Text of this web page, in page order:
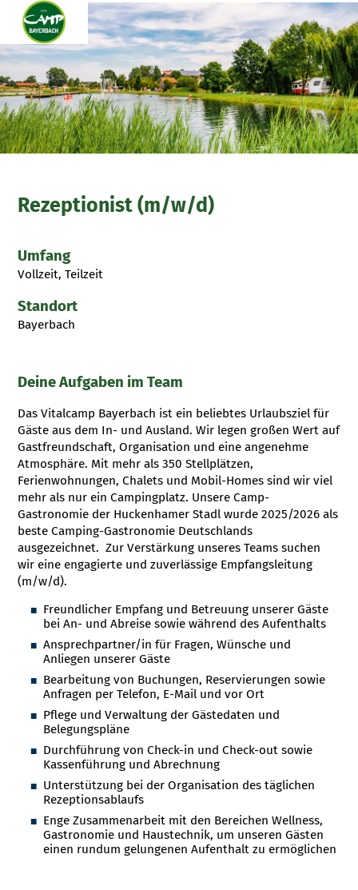
Rezeptionist (m/w/d)
Umfang
Vollzeit, Teilzeit
Standort
Bayerbach
Deine Aufgaben im Team
Das Vitalcamp Bayerbach ist ein beliebtes Urlaubsziel für
Gäste aus dem In- und Ausland. Wir legen großen Wert auf
Gastfreundschaft, Organisation und eine angenehme
Atmosphäre. Mit mehr als 350 Stellplätzen,
Ferienwohnungen, Chalets und Mobil-Homes sind wir viel
mehr als nur ein Campingplatz. Unsere Camp-
Gastronomie der Huckenhamer Stadl wurde 2025/2026 als
beste Camping-Gastronomie Deutschlands
ausgezeichnet. Zur Verstärkung unseres Teams suchen
wir eine engagierte und zuverlässige Empfangsleitung
(m/w/d).
Freundlicher Empfang und Betreuung unserer Gäste
bei An- und Abreise sowie während des Aufenthalts
Ansprechpartner/in für Fragen, Wünsche und
Anliegen unserer Gäste
Bearbeitung von Buchungen, Reservierungen sowie
Anfragen per Telefon, E-Mail und vor Ort
Pflege und Verwaltung der Gästedaten und
Belegungspläne
Durchführung von Check-in und Check-out sowie
Kassenführung und Abrechnung
Unterstützung bei der Organisation des täglichen
Rezeptionsablaufs
Enge Zusammenarbeit mit den Bereichen Wellness,
Gastronomie und Haustechnik, um unseren Gästen
einen rundum gelungenen Aufenthalt zu ermöglichen